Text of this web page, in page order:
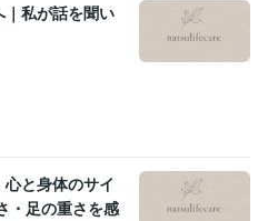
私が話を聞い
と身体のサイ
・足の重さを感